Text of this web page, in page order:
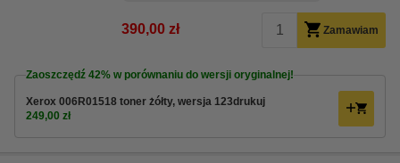
390,00 zł Zamawiam
Zaoszczędź 42% w porównaniu do wersji oryginalnej!
Xerox 006R01518 toner żółty, wersja 123drukuj
249,00 zł